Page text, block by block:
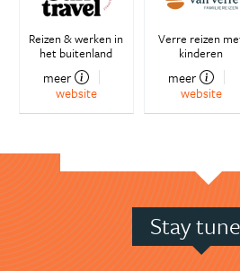
Reizen & werken in
het buitenland
meer
website
Verre reizen
kinderen
meer
website
Stay